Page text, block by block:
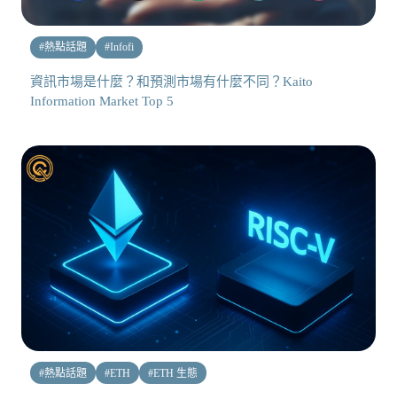
#熱點話題 #Infofi
資訊市場是什麼？和預測市場有什麼不同？Kaito
Information Market Top 5
#熱點話題 #ETH #ETH 生態